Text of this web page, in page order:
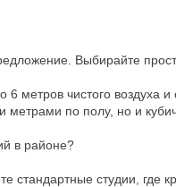
Выбирайте
метров чистого воздуха
по полу, но и
в районе?
стандартные студии, где